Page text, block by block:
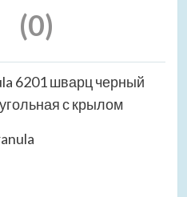
(0)
6201 шварц черный
с крылом